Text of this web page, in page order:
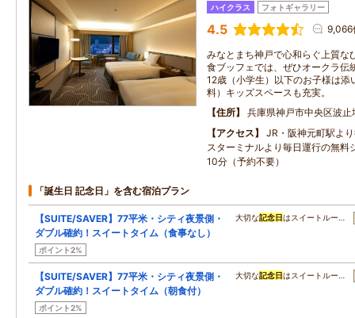
ハイクラス フォトギャラリー
4.5 9,066
みなとまち神戸で心和らぐ上質な
食ブッフェでは、ぜひオークラ伝
12歳（小学生）以下のお子様は添
料）キッズスペースも充実。
住所
兵庫県神戸市中央区波止
アクセス
JR・阪神元町駅よ
スターミナルより毎日運行の無料
10分（予約不要）
「誕生日 記念日」を含む宿泊プラン
【SUITE/SAVER】77平米・シティ夜景側・
ダブル確約！スイートタイム（食事なし）
ポイント2%
大切な記念日はスイートルー…
【SUITE/SAVER】77平米・シティ夜景側・
ダブル確約！スイートタイム（朝食付）
ポイント2%
大切な記念日はスイートルー…